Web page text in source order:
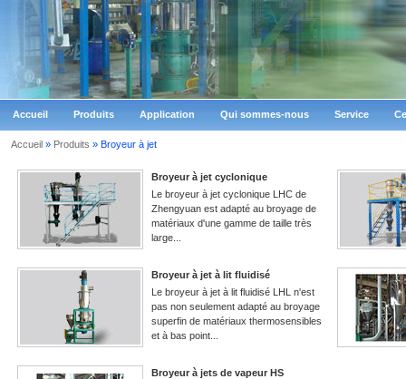
Accueil Produits Application Qui sommes-nous Service
Accueil » Produits » Broyeur à jet
Broyeur à jet cyclonique
Le broyeur à jet cyclonique LHC de
Zhengyuan est adapté au broyage de
matériaux d'une gamme de taille très
large...
Broyeur à jet à lit fluidisé
Le broyeur à jet à lit fluidisé LHL n'est
pas non seulement adapté au broyage
superfin de matériaux thermosensibles
et à bas point...
Broyeur à jets de vapeur HS